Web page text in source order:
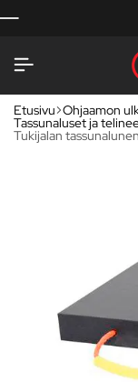
Etusivu Ohjaamon
Tassunaluset ja
Tukijalan